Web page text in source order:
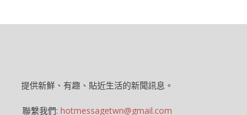
提供新鮮、有趣、貼近生活的新聞訊息。
聯繫我們: hotmessagetwn@gmail.com